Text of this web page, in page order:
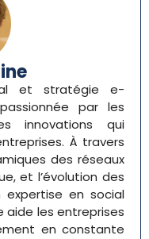
et stratégie e-
par les
innovations qui
À travers
des réseaux
et l’évolution des
expertise en social
aide les entreprises
en constante